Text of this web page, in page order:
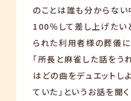
のことは誰も分からない
100％して差し上げたい
られた利用者様の葬儀
「所長と麻雀した話をう
はどの曲をデュエットし
ていた」というお話を聞